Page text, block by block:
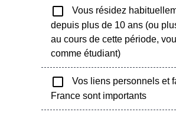
check_box_outline_blank
Vous résidez
depuis plus de 10 ans (ou
au cours de cette période,
comme étudiant)
check_box_outline_blank
Vos liens personnels et
France sont importants